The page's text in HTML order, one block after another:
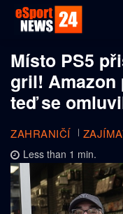
Místo PS5
gril! Amazon
teď se
ZAHRANIČÍ
Less than 1 min.